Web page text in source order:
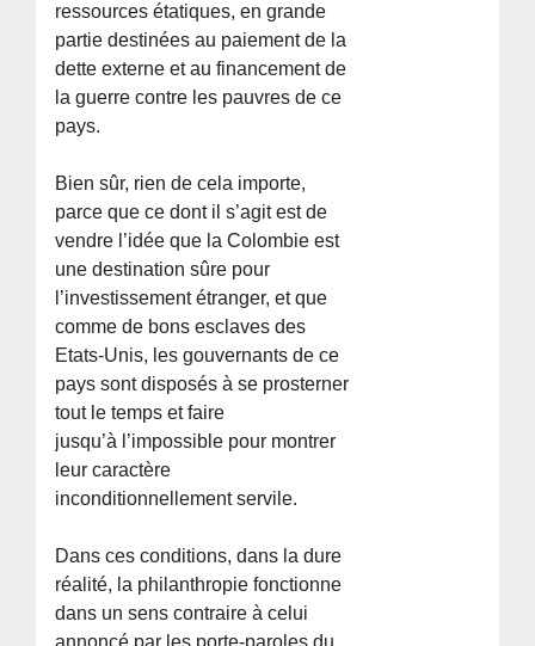
ressources étatiques, en grande
partie destinées au paiement de la
dette externe et au financement de
la guerre contre les pauvres de ce
pays.
Bien sûr, rien de cela importe,
parce que ce dont il s’agit est de
vendre l’idée que la Colombie est
une destination sûre pour
l’investissement étranger, et que
comme de bons esclaves des
Etats-Unis, les gouvernants de ce
pays sont disposés à se prosterner
tout le temps et faire
jusqu’à l’impossible pour montrer
leur caractère
inconditionnellement servile.
Dans ces conditions, dans la dure
réalité, la philanthropie fonctionne
dans un sens contraire à celui